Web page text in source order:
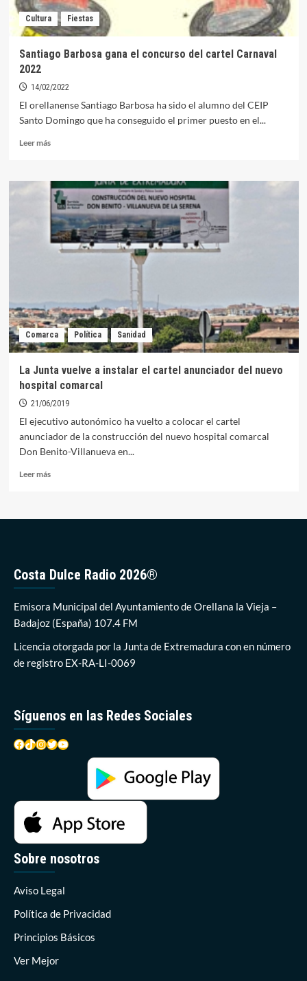
2024
en
Orellana
Vieja
Cultura Fiestas
Santiago Barbosa gana el concurso del cartel Carnaval
2022
14/02/2022
El orellanense Santiago Barbosa ha sido el alumno del CEIP
Santo Domingo que ha conseguido el primer puesto en el...
Leer másLeer
Santiago
Barbosa
gana
el
concurso
del
Comarca Política Sanidad
La Junta vuelve a instalar el cartel anunciador del nuevo
hospital comarcal
21/06/2019
El ejecutivo autonómico ha vuelto a colocar el cartel
anunciador de la construcción del nuevo hospital comarcal
Don Benito-Villanueva en...
Leer másLeer
el
cartel
anunciador
nuevo
hospital
comarcal
Costa Dulce Radio 2026®
Emisora Municipal del Ayuntamiento de Orellana la Vieja –
Badajoz (España) 107.4 FM
Licencia otorgada por la Junta de Extremadura con en número
de registro EX-RA-LI-0069
Síguenos en las Redes Sociales
Facebook
TikTok
Instagram
Twitter
YouTube
Sobre nosotros
Aviso Legal
Política de Privacidad
Principios Básicos
Ver Mejor